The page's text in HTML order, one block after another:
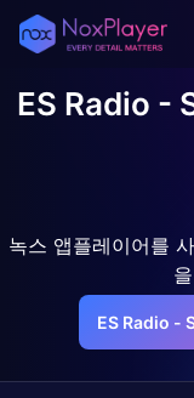
ES Radio -
녹스 앱플레이어를
ES Radio -